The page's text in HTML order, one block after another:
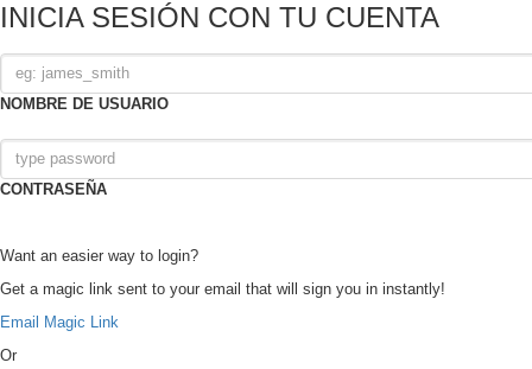
INICIA SESIÓN CON TU CUENTA
NOMBRE DE USUARIO
CONTRASEÑA
Want an easier way to login?
Get a magic link sent to your email that will sign you in instantly!
Email Magic Link
Or